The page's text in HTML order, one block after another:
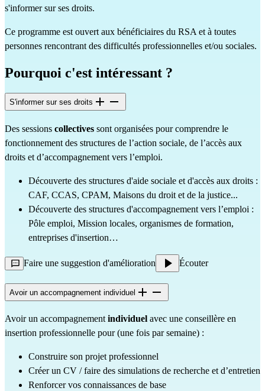
s'informer sur ses droits.
Ce programme est ouvert aux bénéficiaires du RSA et à toutes
personnes rencontrant des difficultés professionnelles et/ou sociales.
Pourquoi c'est intéressant ?
S'informer sur ses droits
Des sessions collectives sont organisées pour comprendre le
fonctionnement des structures de l’action sociale, de l’accès aux
droits et d’accompagnement vers l’emploi.
Découverte des structures d'aide sociale et d'accès aux droits :
CAF, CCAS, CPAM, Maisons du droit et de la justice...
Découverte des structures d'accompagnement vers l’emploi :
Pôle emploi, Mission locales, organismes de formation,
entreprises d'insertion…
Faire une suggestion d'amélioration Écouter
Avoir un accompagnement individuel
Avoir un accompagnementindividuel avec une conseillère en
insertion professionnelle pour (une fois par semaine) :
Construire son projet professionnel
Créer un CV / faire des simulations de recherche et d’entretien
Renforcer vos connaissances de base